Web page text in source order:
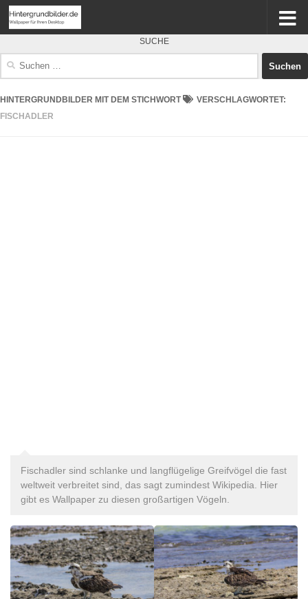
SUCHE
HINTERGRUNDBILDER MIT DEM STICHWORT
VERSCHLAGWORTET:
FISCHADLER
Fischadler sind schlanke und langflügelige Greifvögel die fast
weltweit verbreitet sind, das sagt zumindest Wikipedia. Hier
gibt es Wallpaper zu diesen großartigen Vögeln.